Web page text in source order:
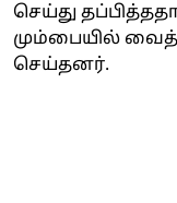
செய்து
மும்பையில்
செய்தனர்.